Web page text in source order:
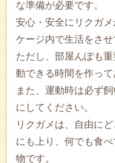
な準備が必要です。
安心・安全にリクガメ
ケージ内で生活をさせ
ただし、部屋んぽも
動できる時間を作って
また、運動時は必ず
にしてください。
リクガメは、自由に
にも上り、何でも食
物です。